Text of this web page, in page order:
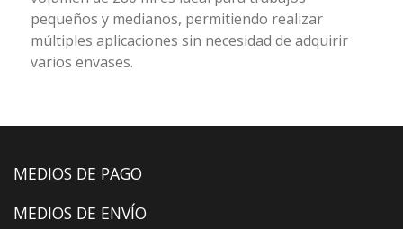
pequeños y medianos, permitiendo realizar
múltiples aplicaciones sin necesidad de adquirir
varios envases.
MEDIOS DE PAGO
MEDIOS DE ENVÍO